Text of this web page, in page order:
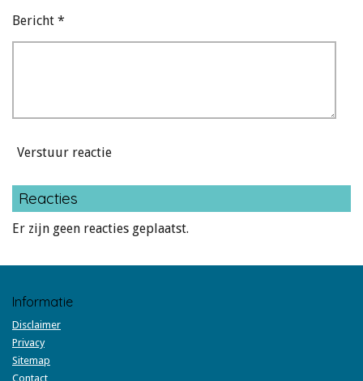
Bericht *
Verstuur reactie
Reacties
Er zijn geen reacties geplaatst.
Informatie
Disclaimer
Privacy
Sitemap
Contact